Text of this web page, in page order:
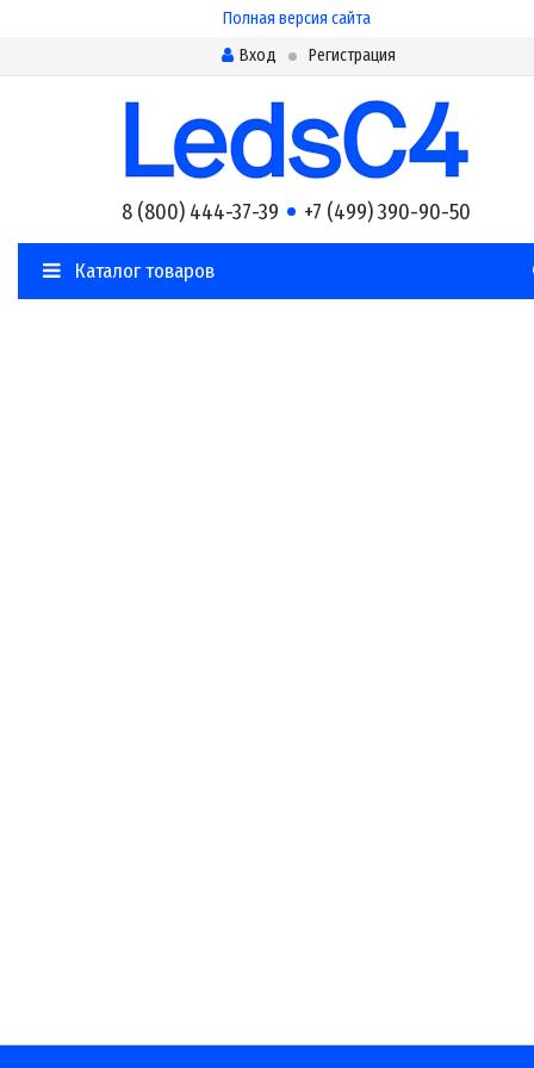
Полная версия сайта
Вход
Регистрация
8 (800) 444-37-39 +7 (499) 390-90-50
Каталог товаров